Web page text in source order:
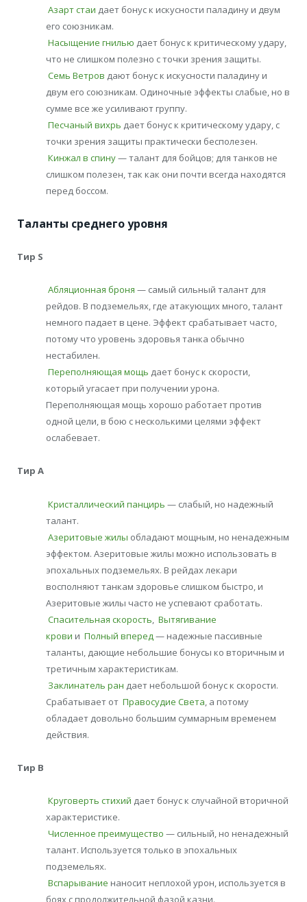
Азарт стаи дает бонус к искусности паладину и двум
его союзникам.
Насыщение гнилью дает бонус к критическому удару,
что не слишком полезно с точки зрения защиты.
Семь Ветров дают бонус к искусности паладину и
двум его союзникам. Одиночные эффекты слабые, но в
сумме все же усиливают группу.
Песчаный вихрь дает бонус к критическому удару, с
точки зрения защиты практически бесполезен.
Кинжал в спину— талант для бойцов; для танков не
слишком полезен, так как они почти всегда находятся
перед боссом.
Таланты среднего уровня
Тир S
Абляционная броня — самый сильный талант для
рейдов. В подземельях, где атакующих много, талант
немного падает в цене. Эффект срабатывает часто,
потому что уровень здоровья танка обычно
нестабилен.
Переполняющая мощь дает бонус к скорости,
который угасает при получении урона.
Переполняющая мощь хорошо работает против
одной цели, в бою с несколькими целями эффект
ослабевает.
Тир А
Кристаллический панцирь — слабый, но надежный
талант.
Азеритовые жилы обладают мощным, но ненадежным
эффектом. Азеритовые жилы можно использовать в
эпохальных подземельях. В рейдах лекари
восполняют танкам здоровье слишком быстро, и
Азеритовые жилы часто не успевают сработать.
Спасительная скорость Вытягивание
крови и Полный вперед — надежные пассивные
таланты, дающие небольшие бонусы ко вторичным и
третичным характеристикам.
Заклинатель ран дает небольшой бонус к скорости.
Срабатывает от Правосудие Света , а потому
обладает довольно большим суммарным временем
действия.
Тир В
Круговерть стихий дает бонус к случайной вторичной
характеристике.
Численное преимущество — сильный, но ненадежный
талант. Используется только в эпохальных
подземельях.
Вспарывание наносит неплохой урон, используется в
боях с продолжительной фазой казни.